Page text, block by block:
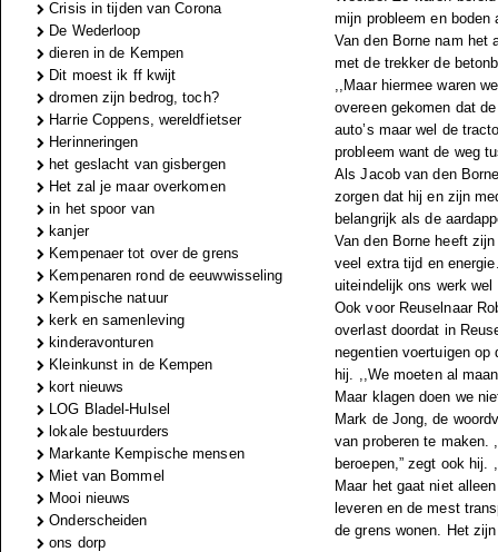
Crisis in tijden van Corona
De Wederloop
dieren in de Kempen
Dit moest ik ff kwijt
dromen zijn bedrog, toch?
Harrie Coppens, wereldfietser
Herinneringen
het geslacht van gisbergen
Het zal je maar overkomen
in het spoor van
kanjer
Kempenaer tot over de grens
Kempenaren rond de eeuwwisseling
Kempische natuur
kerk en samenleving
kinderavonturen
Kleinkunst in de Kempen
kort nieuws
LOG Bladel-Hulsel
lokale bestuurders
Markante Kempische mensen
Miet van Bommel
Mooi nieuws
Onderscheiden
ons dorp
mijn probleem en boden
Van den Borne nam het
met de trekker de
,,Maar hiermee waren
overeen gekomen dat
auto’s maar wel de
probleem want de weg
Als Jacob van den
zorgen dat hij en zijn
belangrijk als de
Van den Borne heeft
veel extra tijd en
uiteindelijk ons werk wel
Ook voor Reuselnaar
overlast doordat in
negentien voertuigen op
hij. ,,We moeten al
Maar klagen doen we
Mark de Jong, de
van proberen te maken.
beroepen,” zegt ook
Maar het gaat niet
leveren en de mest
de grens wonen. Het